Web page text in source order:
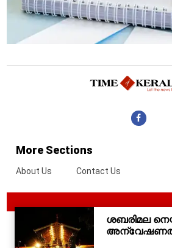
More Sections
About Us Contact Us